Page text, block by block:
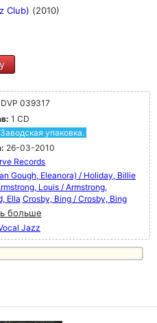
Club) (2010)
039317
1 CD
упаковка.
26-03-2010
Records
Gough, Eleanora) / Holiday, Billie
Louis / Armstrong,
Ella Crosby, Bing / Crosby, Bing
больше
Jazz